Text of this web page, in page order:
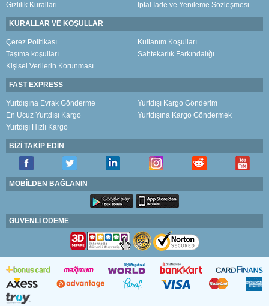
Gizlilik Kurallari
İptal İade ve Yenileme Sözleşmesi
KURALLAR VE KOŞULLAR
Çerez Politikası
Kullanım Koşulları
Taşıma koşulları
Sahtekarlık Farkındalığı
Kişisel Verilerin Korunması
FAST EXPRESS
Yurtdışına Evrak Gönderme
Yurtdışı Kargo Gönderim
En Ucuz Yurtdışı Kargo
Yurtdışına Kargo Göndermek
Yurtdışı Hızlı Kargo
BİZİ TAKİP EDİN
MOBİLDEN BAĞLANIN
GÜVENLİ ÖDEME